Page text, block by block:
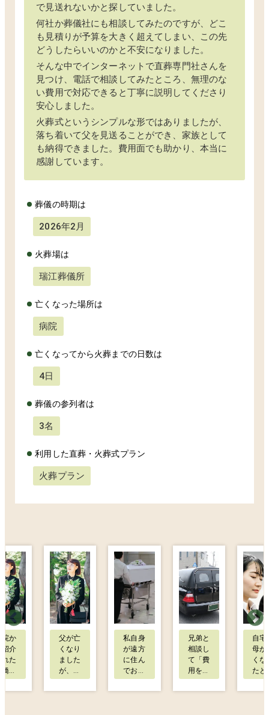
で見送れないかと探していました。
何社か葬儀社にも相談してみたのですが、どこ
も見積りが予算を大きく超えてしまい、この先
どうしたらいいのかと不安になりました。
そんな中でインターネットで直葬専門社さんを
見つけ、電話で相談してみたところ、無理のな
い費用で対応できると丁寧に説明してくださり
安心しました。
火葬式というシンプルな形ではありましたが、
落ち着いて父を見送ることができ、家族として
も納得できました。費用面でも助かり、本当に
感謝しています。
葬儀の時期は
2026年2月
火葬場は
瑞江葬儀所
亡くなった場所は
病院
亡くなってから火葬までの日数は
4日
葬儀の参列者は
3名
利用した直葬・火葬式プラン
火葬プラン
院か
紹介
れた
区
葬儀
さん
父が亡
くなり
ました
が、葬
儀費用
の準備
私自身
が遠方
に住ん
でお
り、何
度も北
兄弟と
相談し
て「費
用をで
きるだ
け抑え
自宅
母が
くな
たと
察署
ら連